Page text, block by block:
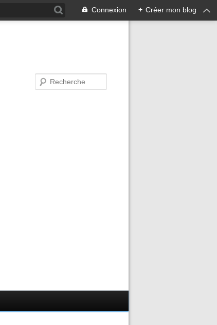
Connexion + Créer mon blog